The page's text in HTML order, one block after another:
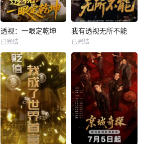
透视：一眼定乾坤
已完结
我有透视无所不能
已完结